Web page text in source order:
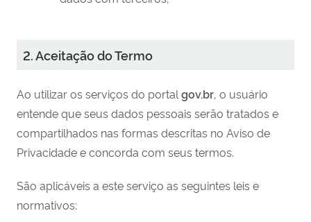
2. Aceitação do Termo
Ao utilizar os serviços do portal gov.br, o usuário
entende que seus dados pessoais serão tratados e
compartilhados nas formas descritas no Aviso de
Privacidade e concorda com seus termos.
São aplicáveis a este serviço as seguintes leis e
normativos: